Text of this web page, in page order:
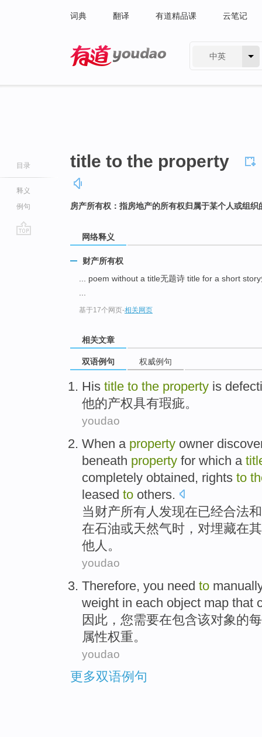
词典 翻译 有道精品课 云笔记
中英
目录
释义
例句
title to the property
房产所有权：指房地产的所有权归属于某个人或组织
网络释义
财产所有权
... poem without a title无题诗 title for a short
基于17个网页-相关网页
相关文章
双语例句 权威例句
His title to the property is
他的产权具有瑕疵。
youdao
When a property owner
beneath property for which a
completely obtained, rights to
leased to others.
当 财产所有人 发现在已经合法和
在石油或天然气时， 对埋藏在
他人。
youdao
Therefore, you need to
weight in each object map that
因此 ， 您需要在包含该对象的
属性权重。
youdao
更多双语例句